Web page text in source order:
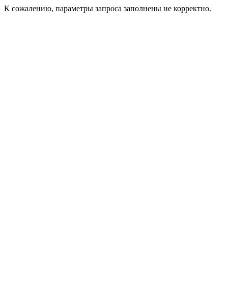
К сожалению, параметры запроса заполнены не корректно.